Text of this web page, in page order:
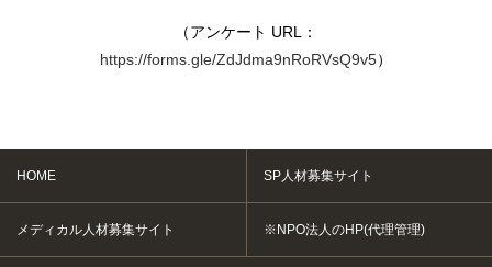
（アンケート URL：
https://forms.gle/ZdJdma9nRoRVsQ9v5）
HOME SP人材募集サイト
メディカル人材募集サイト ※NPO法人のHP(代理管理)